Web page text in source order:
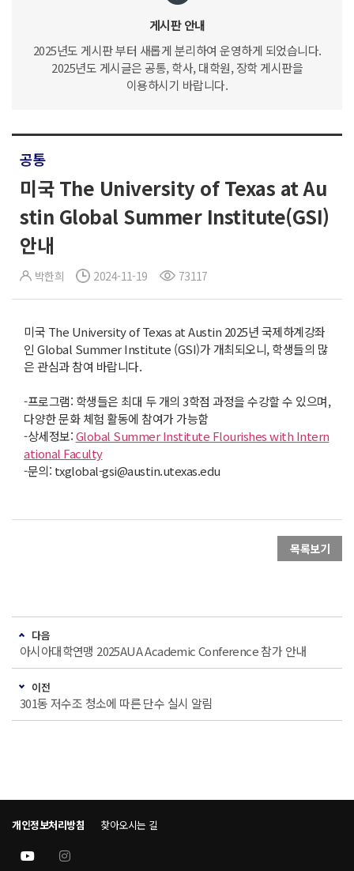
게시판 안내
2025년도 게시판 부터 새롭게 분리하여 운영하게 되었습니다.
2025년도 게시글은 공통, 학사, 대학원, 장학 게시판을
이용하시기 바랍니다.
공통
미국 The University of Texas at Au
stin Global Summer Institute(GSI)
안내
박한희 2024-11-19 73117
미국 The University of Texas at Austin 2025년 국제하계강좌
인 Global Summer Institute (GSI)가 개최되오니, 학생들의 많
은 관심과 참여 바랍니다.
-프로그램: 학생들은 최대 두 개의 3학점 과정을 수강할 수 있으며,
다양한 문화 체험 활동에 참여가 가능함
-상세정보:Global Summer Institute Flourishes with Intern
ational Faculty
-문의: txglobal-gsi@austin.utexas.edu
목록보기
다음
아시아대학연맹 2025AUA Academic Conference 참가 안내
이전
301동 저수조 청소에 따른 단수 실시 알림
개인정보처리방침 찾아오시는 길